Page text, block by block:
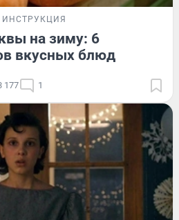
ИНСТРУКЦИЯ
на зиму: 6
вкусных блюд
177 1